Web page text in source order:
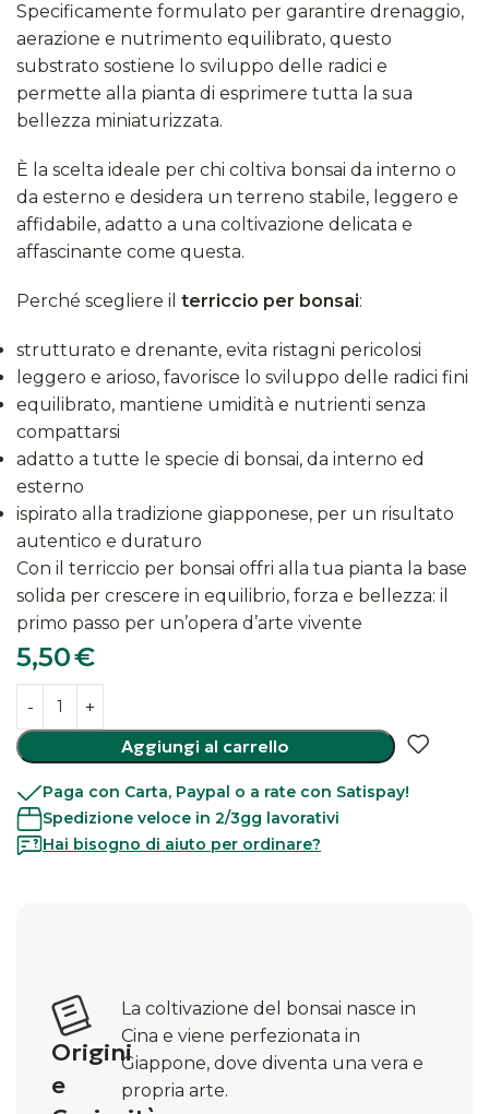
Specificamente formulato per garantire drenaggio,
aerazione e nutrimento equilibrato, questo
substrato sostiene lo sviluppo delle radici e
permette alla pianta di esprimere tutta la sua
bellezza miniaturizzata.
È la scelta ideale per chi coltiva bonsai da interno o
da esterno e desidera un terreno stabile, leggero e
affidabile, adatto a una coltivazione delicata e
affascinante come questa.
Perché scegliere il terriccio per bonsai:
strutturato e drenante, evita ristagni pericolosi
leggero e arioso, favorisce lo sviluppo delle radici fini
equilibrato, mantiene umidità e nutrienti senza
compattarsi
adatto a tutte le specie di bonsai, da interno ed
esterno
ispirato alla tradizione giapponese, per un risultato
autentico e duraturo
Con il terriccio per bonsai offri alla tua pianta la base
solida per crescere in equilibrio, forza e bellezza: il
primo passo per un’opera d’arte vivente
5,50€
Aggiungi al carrello
Paga con Carta, Paypal o a rate con Satispay!
Spedizione veloce in 2/3gg lavorativi
Hai bisogno di aiuto per ordinare?
Origini
e
La coltivazione del bonsai nasce in
Cina e viene perfezionata in
Giappone, dove diventa una vera e
propria arte.